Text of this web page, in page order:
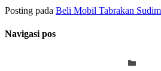
Posting pada Beli Mobil Tabrakan
Navigasi pos